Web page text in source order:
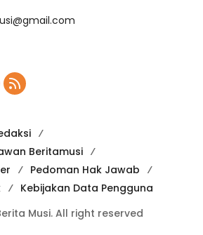
Beritamusi
Pedoman Hak Jawab
Kebijakan Data Pengguna
Musi. All right reserved